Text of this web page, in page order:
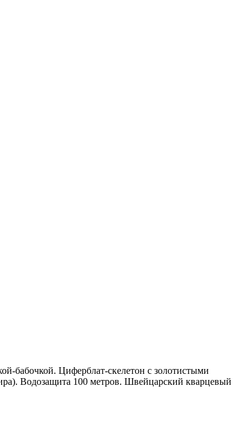
бабочкой. Циферблат-скелетон с золотистыми
Водозащита 100 метров. Швейцарский кварцевый